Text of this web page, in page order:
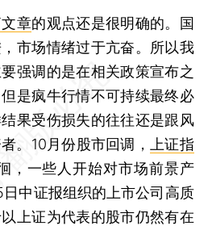
章的观点还是很明确的。国
市场情绪过于亢奋。所以我
强调的是在相关政策宣布之
是疯牛行情不可持续最终必
果受伤损失的往往还是跟风
。10月份股市回调，
上证指
，一些人开始对市场前景产
中证报组织的上市公司高质
上证为代表的股市仍然有在